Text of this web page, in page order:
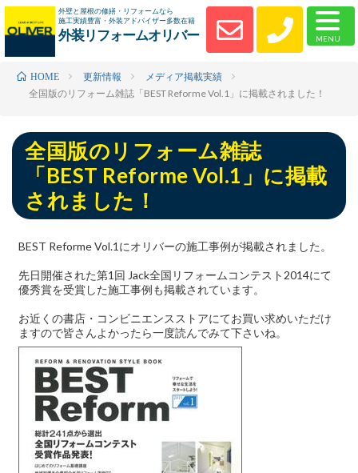
外壁と屋根の修繕・リフォームなら
施工実績豊富・外装アドバイザー多数在籍
外装リフォームオリバー
HOME 更新情報
メディア掲載実績
全国版のリフォーム雑誌「BEST Reforme Vol.1」に掲載されました！
全国版のリフォーム雑誌
「BEST Reforme Vol.1」に掲載
されました！
BEST Reforme Vol.1にオリバーの施工事例が掲載されました。
先日開催された第1回 Jack全国リフォームコンテスト2014にて
優秀賞を受賞した施工事例も掲載されています。
お近くの書店・コンビニエンスストアにてお買い求めいただけ
ますので皆さんよかったら一度読んでみて下さいね。